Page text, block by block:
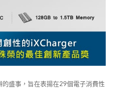
盛事，旨在表揚在29個電子消費性